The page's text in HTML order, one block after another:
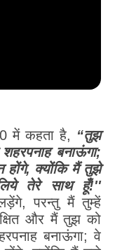
में कहता है, “तुझ
बनाऊंगा;
क्योंकि मैं तुझे
तेरे साथ हूँ!''
परन्तु मैं तुम्हें
और मैं तुझ को
बनाऊंगा; वे